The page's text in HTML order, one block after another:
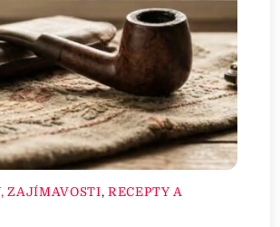
ZAJÍMAVOSTI, RECEPTY A